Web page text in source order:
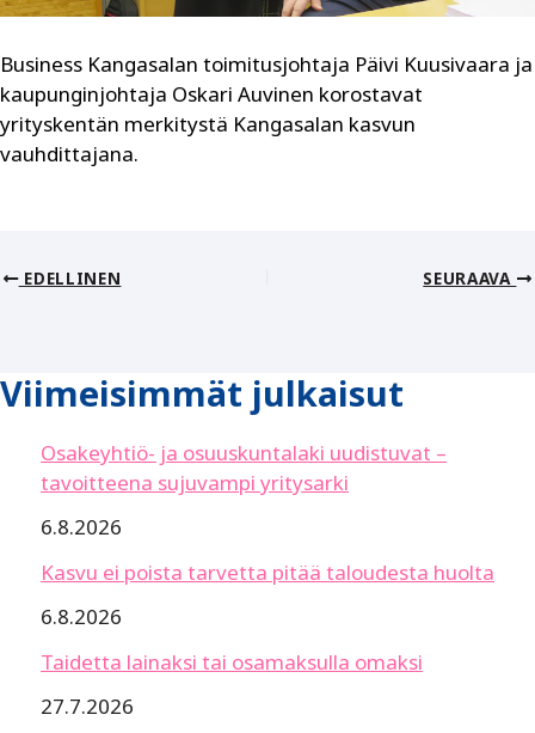
Business Kangasalan toimitusjohtaja Päivi Kuusivaara ja
kaupunginjohtaja Oskari Auvinen korostavat
yrityskentän merkitystä Kangasalan kasvun
vauhdittajana.
EDELLINEN SEURAAVA
Viimeisimmät julkaisut
Osakeyhtiö- ja osuuskuntalaki uudistuvat –
tavoitteena sujuvampi yritysarki
6.8.2026
Kasvu ei poista tarvetta pitää taloudesta huolta
6.8.2026
Taidetta lainaksi tai osamaksulla omaksi
27.7.2026